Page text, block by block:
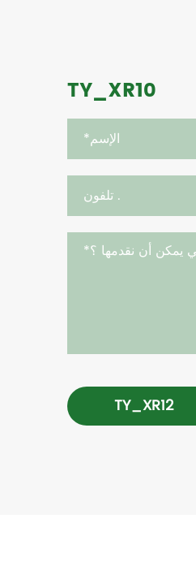
TY_XR10
TY_XR12